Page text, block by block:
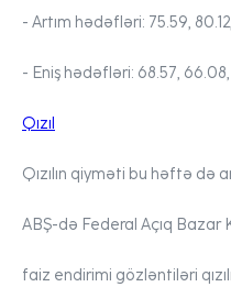
- Artım hədəfləri: 75.59,
- Eniş hədəfləri: 68.57, 66.08,
Qızıl
Qızılın qiyməti bu həftə də
ABŞ-də Federal Açıq Bazar
faiz endirimi gözləntiləri